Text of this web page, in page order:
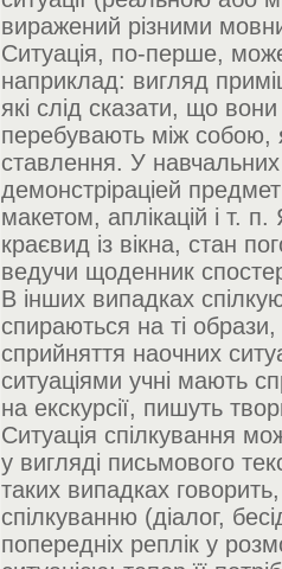
виражений різними
Ситуація, по-перше,
наприклад: вигляд
які слід сказати, що
перебувають між собою,
ставлення. У
демонстріраціей
макетом, аплікацій і т.
краєвид із вікна, стан
ведучи щоденник
В інших випадках
спираються на ті образи,
сприйняття наочних
ситуаціями учні мають
на екскурсії, пишуть
Ситуація спілкування
у вигляді письмового
таких випадках
спілкуванню (діалог,
попередніх реплік у